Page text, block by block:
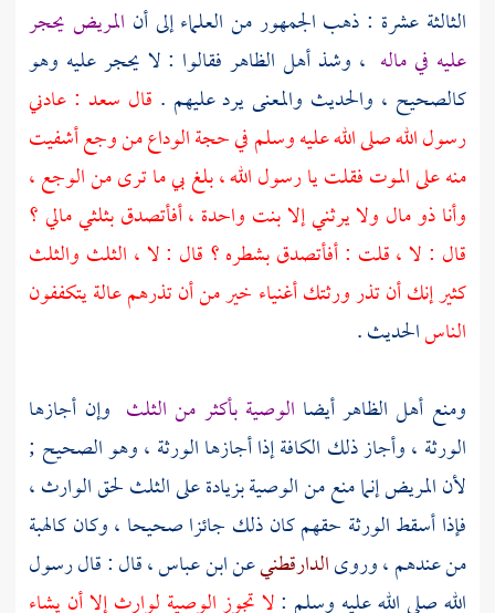
الثالثة عشرة : ذهب الجمهور من العلماء إلى أن المريض يحجر
عليه في ماله ، وشذ أهل الظاهر فقالوا : لا يحجر عليه وهو
كالصحيح ، والحديث والمعنى يرد عليهم . قال سعد : عادني
رسول الله صلى الله عليه وسلم في حجة الوداع من وجع أشفيت
منه على الموت فقلت يا رسول الله ، بلغ بي ما ترى من الوجع ،
وأنا ذو مال ولا يرثني إلا بنت واحدة ، أفأتصدق بثلثي مالي ؟
قال : لا ، قلت : أفأتصدق بشطره ؟ قال : لا ، الثلث والثلث
كثير إنك أن تذر ورثتك أغنياء خير من أن تذرهم عالة يتكففون
الناسالحديث .
ومنع أهل الظاهر أيضا الوصية بأكثر من الثلث وإن أجازها
الورثة ، وأجاز ذلك الكافة إذا أجازها الورثة ، وهو الصحيح ;
لأن المريض إنما منع من الوصية بزيادة على الثلث لحق الوارث ،
فإذا أسقط الورثة حقهم كان ذلك جائزا صحيحا ، وكان كالهبة
من عندهم ، وروىالدارقطنيعنابن عباس، قال : قال رسول
الله صلى الله عليه وسلم :لا تجوز الوصية لوارث إلا أن يشاء